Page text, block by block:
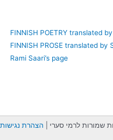
FINNISH POETRY translated
FINNISH PROSE translated by
Rami Saari’s page
הצהרת נגישות